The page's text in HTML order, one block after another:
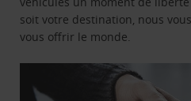
soit votre destination, nous
vous offrir le monde.